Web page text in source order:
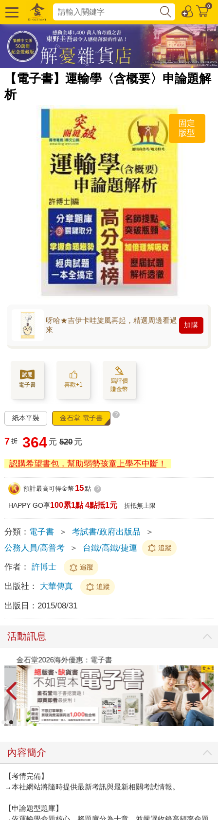
0
【電子書】運輸學〈含概要〉申論題解
析
固定
版型
呀哈★吉伊卡哇旋風再起，精選周邊看過
來
加購
電子書 喜歡+1
寫評價
賺金幣
紙本平裝 金石堂 電子書 ?
7 折 364 元 520 元
認購希望書包，幫助弱勢孩童上學不中斷！
預計最高可得金幣 15點 ?
HAPPY GO享100累1點 4點抵1元 折抵無上限
分類： 電子書 ＞ 考試書/政府出版品
＞
公務人員/高普考
＞ 台鐵/高鐵/捷運 追蹤
作者： 許博士 追蹤
出版社： 大華傳真 追蹤
出版日： 2015/08/31
活動訊息
金石堂2026海外優惠：電子書
內容簡介
【考情完備】
→本社網站將隨時提供最新考訊與最新相關考試情報。
【申論題型題庫】